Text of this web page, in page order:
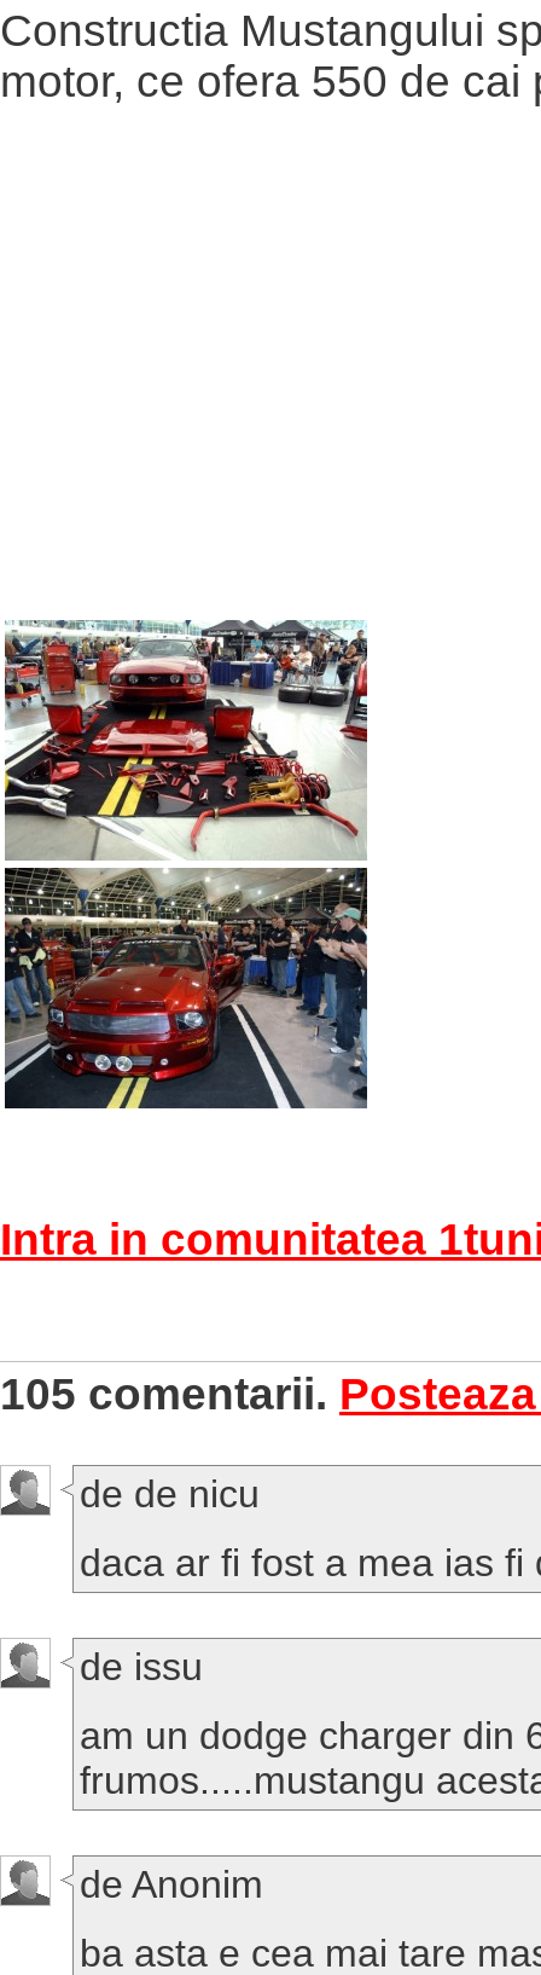
Constructia Mustangului
motor, ce ofera 550 de
Intra in comunitatea
105 comentarii.
de de nicu
daca ar fi fost a mea ias fi
de issu
am un dodge charger din
frumos.....mustangu
de Anonim
ba asta e cea mai tare